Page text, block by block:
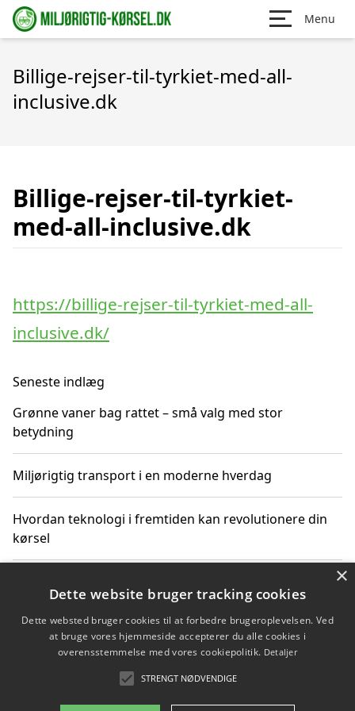
Menu
Billige-rejser-til-tyrkiet-med-all-
inclusive.dk
Billige-rejser-til-tyrkiet-
med-all-inclusive.dk
https://billige-rejser-til-tyrkiet-med-all-
inclusive.dk/
Seneste indlæg
Grønne vaner bag rattet – små valg med stor
betydning
Miljørigtig transport i en moderne hverdag
Hvordan teknologi i fremtiden kan revolutionere din
kørsel
kører mere miljøvenligt
Sådan lærer du miljørigtig kørsel hos en køreskole i
×
Dette website bruger tracking cookies
Dette websted bruger cookies til at forbedre brugeroplevelsen. Ved
at bruge vores hjemmeside accepterer du alle cookies i
overensstemmelse med vores cookiepolitik. Detaljer
STRENGT NØDVENDIGE